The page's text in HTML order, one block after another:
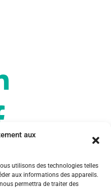
aux
utilisons des technologies telles
aux informations des appareils.
permettra de traiter des